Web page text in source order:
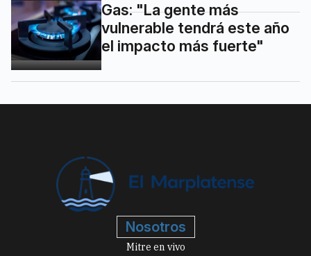
Gas: "La gente más
vulnerable tendrá este año
el impacto más fuerte"
Nosotros
Mitre en vivo